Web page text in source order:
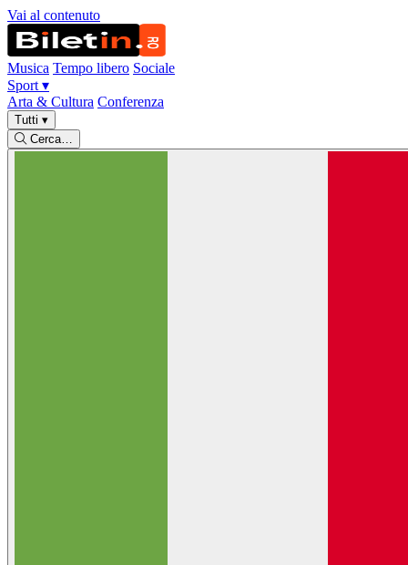
Vai al contenuto
Musica Tempo libero Sociale
Sport ▾
Arta & Cultura Conferenza
Tutti ▾
Cerca…